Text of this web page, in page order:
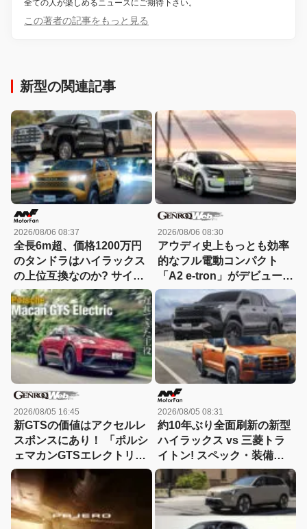
全ての人が楽しめるニュースにご期待下さい。
この著者の記事をもっと見る
新型の関連記事
2026/08/06 08:37
全長6m超、価格1200万円
のタンドラはハイラックス
の上位互換なのか? サイ
ズ・装備・走り・価格を徹
底比較して分かった決定的
な違い 【新型ハイラックス
徹底比較】
2026/08/06 08:30
アウディ史上もっとも効率
的なフル電動コンパクト
「A2 e-tron」がデビュー前
にテスト写真を公開
2026/08/05 16:45
新GTSの価値はアクセルレ
スポンスにあり！ 「ポルシ
ェマカンGTSエレクトリッ
ク」に試乗
2026/08/05 08:31
約10年ぶり全面刷新の新型
ハイラックス vs 三菱トラ
イトン! スペック・装備・
価格を比較、勝った点/惜し
い点を徹底検証! 【新型ハ
イラックス 徹底比較】